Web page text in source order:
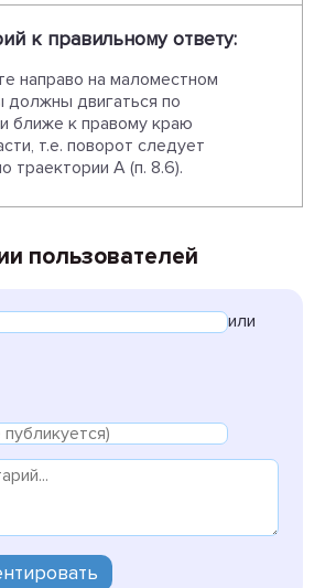
к правильному ответу:
направо на маломестном
должны двигаться по
ближе к правому краю
т.е. поворот следует
траектории А (п. 8.6).
пользователей
или